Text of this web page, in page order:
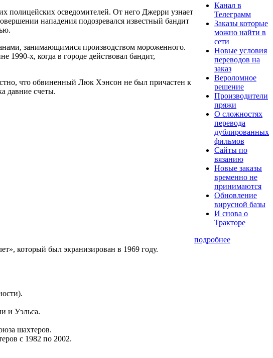
полицейских осведомителей. От него Джерри узнает
нападения подозревался известный бандит
занимающимися производством мороженного.
х, когда в городе действовал бандит,
что обвиненный Люк Хэнсон не был причастен к
давние счеты.
который был экранизирован в 1969 году.
и Уэльса.
шахтеров.
с 1982 по 2002.
Канал в
Телеграмм
Заказы которые
можно найти в
сети
Новые условия
переводов на
заказ
Вероломное
решение
Производители
пряжи
О сложностях
перевода
дублированных
фильмов
Сайты по
вязанию
Новые заказы
временно не
принимаются
Обновление
вирусной базы
И снова о
Тракторе
подробнее